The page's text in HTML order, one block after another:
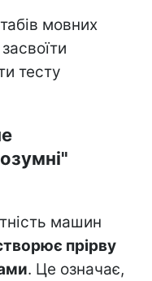
мовних
тесту
машин
прірву
. Це означає,